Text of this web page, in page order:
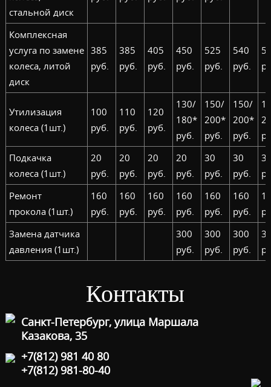
стальной диск
Комплексная
услуга по замене
колеса, литой
диск
385
руб.
385
руб.
405
руб.
450
руб.
525
руб.
540
руб.
Утилизация
колеса (1шт.)
100
руб.
110
руб.
120
руб.
130/
180*
руб.
150/
200*
руб.
150/
200*
руб.
Подкачка
колеса (1шт.)
20
руб.
20
руб.
20
руб.
20
руб.
30
руб.
30
руб.
Ремонт
прокола (1шт.)
160
руб.
160
руб.
160
руб.
160
руб.
160
руб.
160
руб.
Замена датчика
давления (1шт.)
300
руб.
300
руб.
300
руб.
Контакты
Санкт-Петербург, улица Маршала
Казакова, 35
+7(812) 981 40 80
+7(812) 981-80-40